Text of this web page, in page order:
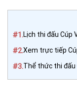
#1.Lịch thi đấu Cúp
#2.Xem trực tiếp
#3.Thể thức thi đấu